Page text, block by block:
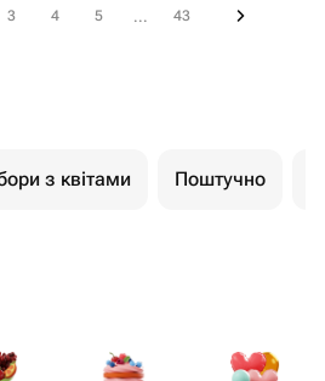
3 4 5 ... 43
з квітами Поштучно